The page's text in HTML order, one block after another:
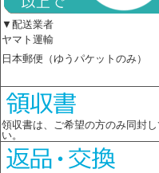
▼配送業者
ヤマト運輸
日本郵便（ゆうパケットのみ）
領収書は、ご希望の方のみ同封
い。